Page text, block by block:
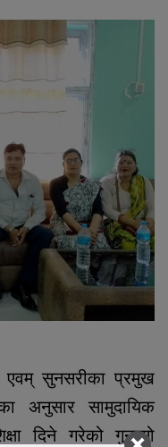
एवम् सुनसरीका प्रमुख
अनुसार सामुदायिक
दिने गरेको गुनासो